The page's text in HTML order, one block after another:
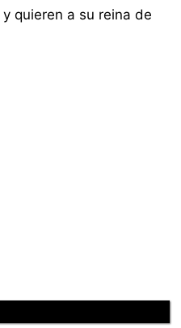
quieren a su reina de